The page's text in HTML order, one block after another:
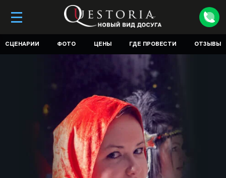
СЦЕНАРИИ ФОТО ЦЕНЫ ГДЕ ПРОВЕСТИ ОТЗЫВЫ